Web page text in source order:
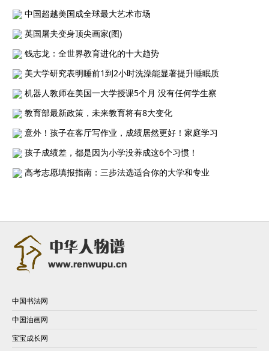
中国超越美国成全球最大艺术市场
英国屠夫变身顶尖画家(图)
钱志龙：全世界教育进化的十大趋势
美大学研究表明睡前1到2小时洗澡能显著提升睡眠质
机器人教师在美国一大学授课5个月 没有任何学生察
教育部最新政策，未来教育将有8大变化
意外！孩子在客厅写作业，成绩居然更好！家庭学习
孩子成绩差，都是因为小学没养成这6个习惯！
高考志愿填报指南：三步法选适合你的大学和专业
中国书法网
中国油画网
宝宝成长网